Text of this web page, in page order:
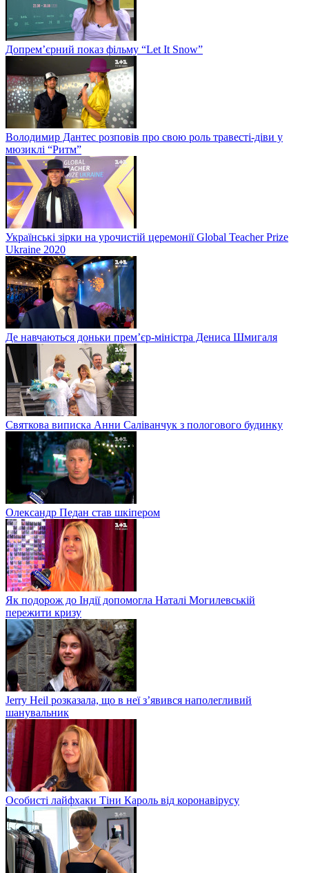
Допрем’єрний показ фільму “Let It Snow”
Володимир Дантес розповів про свою роль травесті-діви у
мюзиклі “Ритм”
Українські зірки на урочистій церемонії Global Teacher Prize
Ukraine 2020
Де навчаються доньки прем’єр-міністра Дениса Шмигаля
Святкова виписка Анни Саліванчук з пологового будинку
Олександр Педан став шкіпером
Як подорож до Індії допомогла Наталі Могилевській
пережити кризу
Jerry Heil розказала, що в неї з’явився наполегливий
шанувальник
Особисті лайфхаки Тіни Кароль від коронавірусу